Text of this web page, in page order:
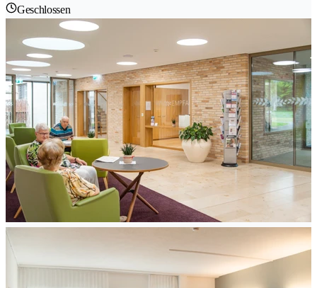
Geschlossen